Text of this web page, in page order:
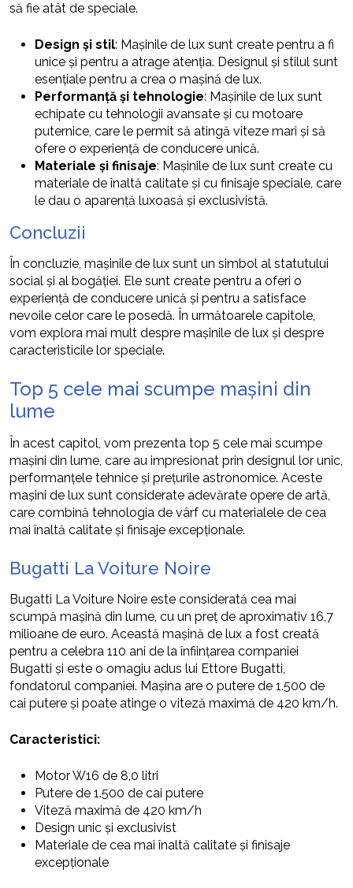
să fie atât de speciale.
Design și stil: Mașinile de lux sunt create pentru a fi
unice și pentru a atrage atenția. Designul și stilul sunt
esențiale pentru a crea o mașină de lux.
Performanță și tehnologie: Mașinile de lux sunt
echipate cu tehnologii avansate și cu motoare
puternice, care le permit să atingă viteze mari și să
ofere o experiență de conducere unică.
Materiale și finisaje: Mașinile de lux sunt create cu
materiale de înaltă calitate și cu finisaje speciale, care
le dau o aparență luxoasă și exclusivistă.
Concluzii
În concluzie, mașinile de lux sunt un simbol al statutului
social și al bogăției. Ele sunt create pentru a oferi o
experiență de conducere unică și pentru a satisface
nevoile celor care le posedă. În următoarele capitole,
vom explora mai mult despre mașinile de lux și despre
caracteristicile lor speciale.
Top 5 cele mai scumpe mașini din
lume
În acest capitol, vom prezenta top 5 cele mai scumpe
mașini din lume, care au impresionat prin designul lor unic,
performanțele tehnice și prețurile astronomice. Aceste
mașini de lux sunt considerate adevărate opere de artă,
care combină tehnologia de vârf cu materialele de cea
mai înaltă calitate și finisaje excepționale.
Bugatti La Voiture Noire
Bugatti La Voiture Noire este considerată cea mai
scumpă mașină din lume, cu un preț de aproximativ 16,7
milioane de euro. Această mașină de lux a fost creată
pentru a celebra 110 ani de la înființarea companiei
Bugatti și este o omagiu adus lui Ettore Bugatti,
fondatorul companiei. Mașina are o putere de 1.500 de
cai putere și poate atinge o viteză maximă de 420 km/h.
Caracteristici:
Motor W16 de 8,0 litri
Putere de 1.500 de cai putere
Viteză maximă de 420 km/h
Design unic și exclusivist
Materiale de cea mai înaltă calitate și finisaje
excepționale